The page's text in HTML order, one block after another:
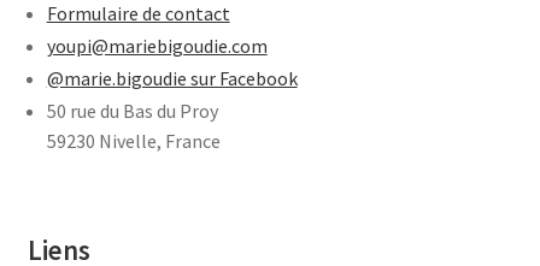
Formulaire de contact
youpi@mariebigoudie.com
@marie.bigoudie sur Facebook
50 rue du Bas du Proy
59230 Nivelle, France
Liens